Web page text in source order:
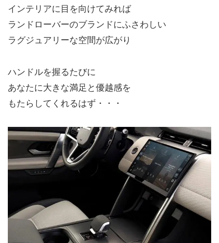
インテリアに目を向けてみれば
ランドローバーのブランドにふさわしい
ラグジュアリーな空間が広がり
ハンドルを握るたびに
あなたに大きな満足と優越感を
もたらしてくれるはず・・・